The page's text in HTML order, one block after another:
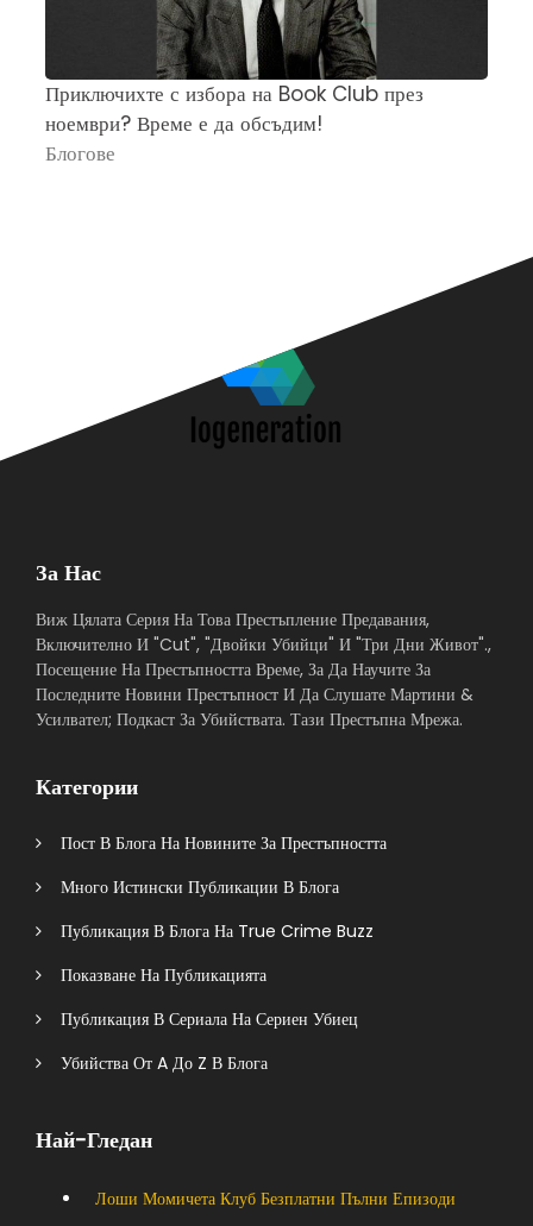
Приключихте с избора на Book Club през
ноември? Време е да обсъдим!
Блогове
За Нас
Виж Цялата Серия На Това Престъпление Предавания,
Включително И "Cut", "Двойки Убийци" И "Три Дни Живот".,
Посещение На Престъпността Време, За Да Научите За
Последните Новини Престъпност И Да Слушате Мартини &
Усилвател; Подкаст За Убийствата. Тази Престъпна Мрежа.
Категории
Пост В Блога На Новините За Престъпността
Много Истински Публикации В Блога
Публикация В Блога На True Crime Buzz
Показване На Публикацията
Публикация В Сериала На Сериен Убиец
Убийства От A До Z В Блога
Най-Гледан
Лоши Момичета Клуб Безплатни Пълни Епизоди